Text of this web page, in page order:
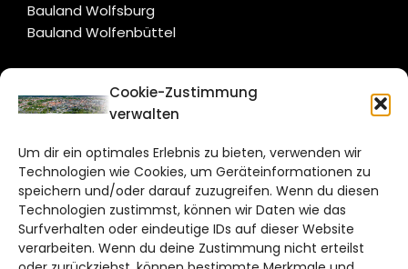
Cookie-Zustimmung
verwalten
Um dir ein optimales Erlebnis zu bieten, verwenden wir
Technologien wie Cookies, um Geräteinformationen zu
speichern und/oder darauf zuzugreifen. Wenn du diesen
Technologien zustimmst, können wir Daten wie das
Surfverhalten oder eindeutige IDs auf dieser Website
verarbeiten. Wenn du deine Zustimmung nicht erteilst
Bauland Wolfsburg
Bauland Wolfenbüttel
CITYLIFE!
Bruchtorwall 12
38100 Braunschweig
Telefon: 0531 387220 – 65